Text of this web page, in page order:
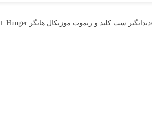
دندانگیر ست کلید و ریموت موزیکال هانگر Hunger